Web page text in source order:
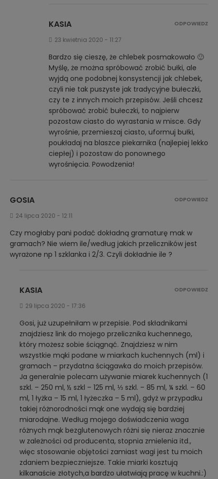
KASIA
23 kwietnia 2020 - 11:27
Bardzo się cieszę, że chlebek posmakowało 🙂
Myślę, że można spróbować zrobić bułki, ale
wyjdą one podobnej konsystencji jak chlebek,
czyli nie tak puszyste jak tradycyjne bułeczki,
czy te z innych moich przepisów. Jeśli chcesz
spróbować zrobić bułeczki, to najpierw
pozostaw ciasto do wyrastania w misce. Gdy
wyrośnie, przemieszaj ciasto, uformuj bułki,
poukładaj na blaszce piekarnika (najlepiej lekko
ciepłej) i pozostaw do ponownego
wyrośnięcia. Powodzenia!
ODPOWIEDZ
GOSIA
24 lipca 2020 - 12:11
Czy mogłaby pani podać dokładną gramaturę mak w
gramach? Nie wiem ile/według jakich przeliczników jest
wyrażone np 1 szklanka i 2/3. Czyli dokładnie ile ?
ODPOWIEDZ
KASIA
29 lipca 2020 - 17:36
Gosi, już uzupełniłam w przepisie. Pod składnikami
znajdziesz link do mojego przelicznika kuchennego,
który możesz sobie ściągnąć. Znajdziesz w nim
wszystkie mąki podane w miarkach kuchennych (ml) i
gramach – przydatna ściągawka do moich przepisów.
Ja generalnie polecam używanie miarek kuchennych (1
szkl. – 250 ml, ½ szkl – 125 ml, ⅓ szkl. – 85 ml, ¼ szkl. – 60
ml, 1 łyżka – 15 ml, 1 łyżeczka – 5 ml), gdyż w przypadku
takiej różnorodności mąk one wydają się bardziej
miarodajne. Według mojego doświadczenia waga
różnych mąk bezglutenowych różni się nieraz znacznie
w zależności od producenta, stopnia zmielenia itd.,
więc stosowanie objętości zamiast wagi jest tu moich
zdaniem bezpieczniejsze. Takie miarki kosztują
kilkanaście złotych,a bardzo ułatwiają pracę w kuchni.:)
ODPOWIEDZ